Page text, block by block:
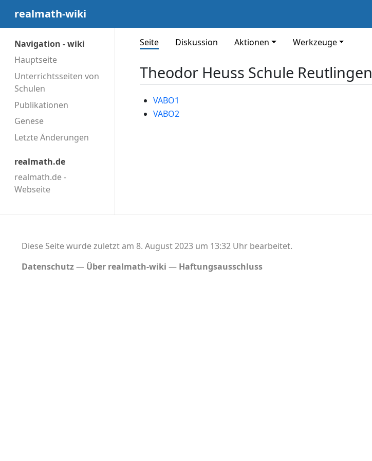
realmath-wiki
Navigation - wiki
Hauptseite
Unterrichtsseiten von
Schulen
Publikationen
Genese
Letzte Änderungen
realmath.de
realmath.de -
Webseite
Seite Diskussion Aktionen Werkzeuge
Theodor Heuss Schule Reutlingen
VABO1
VABO2
Diese Seite wurde zuletzt am 8. August 2023 um 13:32 Uhr bearbeitet.
Datenschutz
Über realmath-wiki Haftungsausschluss